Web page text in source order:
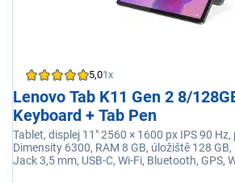
5,01x
Lenovo Tab K11 Gen 2 8/
Keyboard + Tab Pen
Tablet, displej 11" 2560 × 1600 px IPS 90
Dimensity 6300, RAM 8 GB, úložiště 128
Jack 3,5 mm, USB-C, Wi-Fi, Bluetooth, GPS,